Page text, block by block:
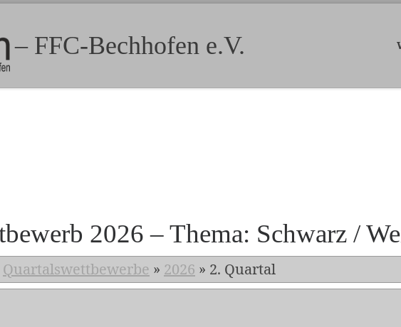
– FFC-Bechhofen e.V.
2026 – Thema: Schwarz /
Quartalswettbewerbe » 2026 » 2. Quartal